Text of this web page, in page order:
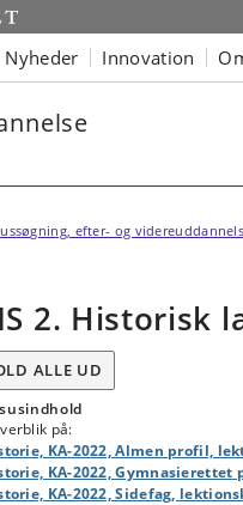
Nyheder Innovation
efter- og
2. Historisk
ALLE UD
på:
KA-2022, Almen profil,
KA-2022,
KA-2022, Sidefag,